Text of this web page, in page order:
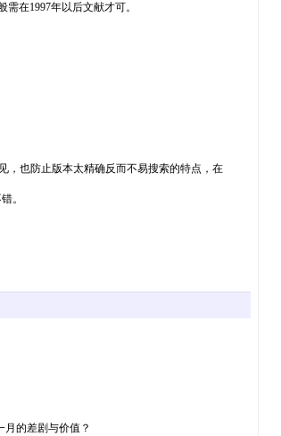
在1997年以后文献才可。
，也防止版本太精确反而不易搜索的特点，在
。
月的差剧与价值？